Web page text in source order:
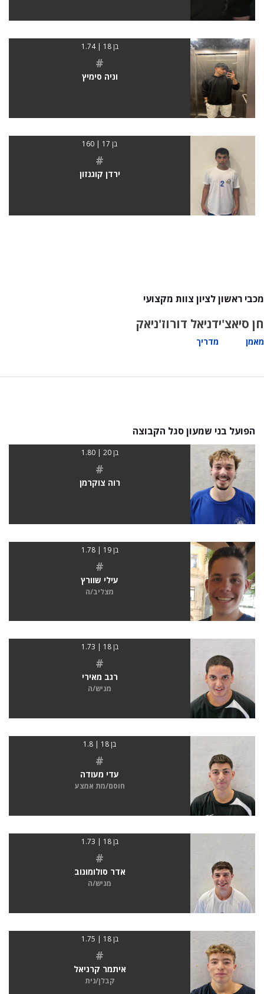
בן 18 | 1.74
#
וניה סימיץ
בן 17 | 160
#
ירדן קוגנזון
מכבי ראשון לציון צוות מקצועי
חן סיאצ'י
מאמן
דניאל דורוז'ניאק
מדריך
הפועל בני שמעון סגל הקבוצה
בן 20 | 1.80
#
רוה צוקרמן
בן 19 | 1.78
#
עילי שוורץ
מצליב/ה
בן 18 | 1.73
#
רגב מאירי
מגיש/ה
בן 18 | 1.8
#
עדי מעודה
חוסם/מת אמצע
בן 18 | 1.73
#
אדר סולומונוב
מגיש/ה
בן 18 | 1.75
#
איתמר קרניאל
קבלן/נית